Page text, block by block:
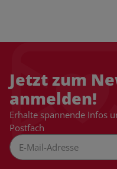
Jetzt zum
anmelden!
Erhalte spannende Infos
Postfach